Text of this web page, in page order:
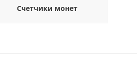
Счетчики монет